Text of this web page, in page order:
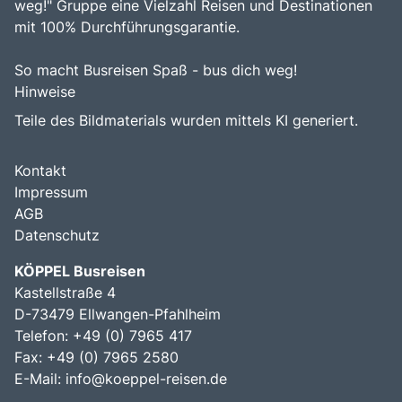
weg!" Gruppe eine Vielzahl Reisen und Destinationen
mit 100% Durchführungsgarantie.
So macht Busreisen Spaß - bus dich weg!
Hinweise
Teile des Bildmaterials wurden mittels KI generiert.
Kontakt
Impressum
AGB
Datenschutz
KÖPPEL Busreisen
Kastellstraße 4
D-73479 Ellwangen-Pfahlheim
Telefon: +49 (0) 7965 417
Fax: +49 (0) 7965 2580
E-Mail: info@koeppel-reisen.de